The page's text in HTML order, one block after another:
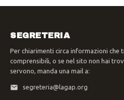
SEGRETERIA
Per chiarimenti circa informazioni che
comprensibili, o se nel sito non hai
servono, manda una mail a:
segreteria@lagap.org